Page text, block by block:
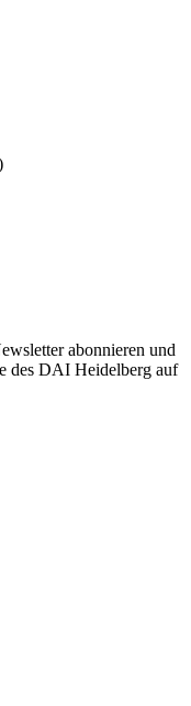
abonnieren und
des DAI Heidelberg auf